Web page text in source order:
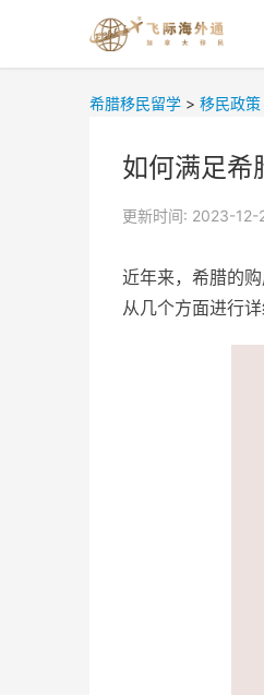
希腊移民留学 > 移民政策
如何满足希
更新时间: 2023-12-
近年来，希腊的
从几个方面进行